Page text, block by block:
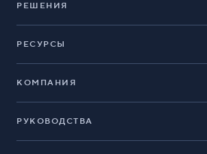
РЕШЕНИЯ
РЕСУРСЫ
КОМПАНИЯ
РУКОВОДСТВА